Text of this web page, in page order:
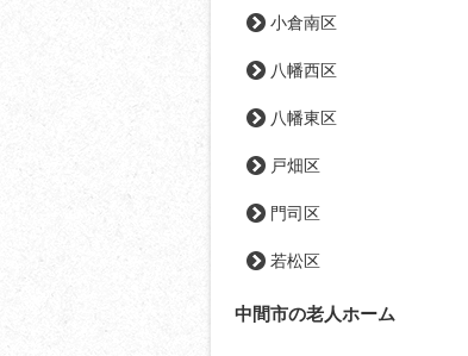
小倉南区
八幡西区
八幡東区
戸畑区
門司区
若松区
中間市の老人ホーム